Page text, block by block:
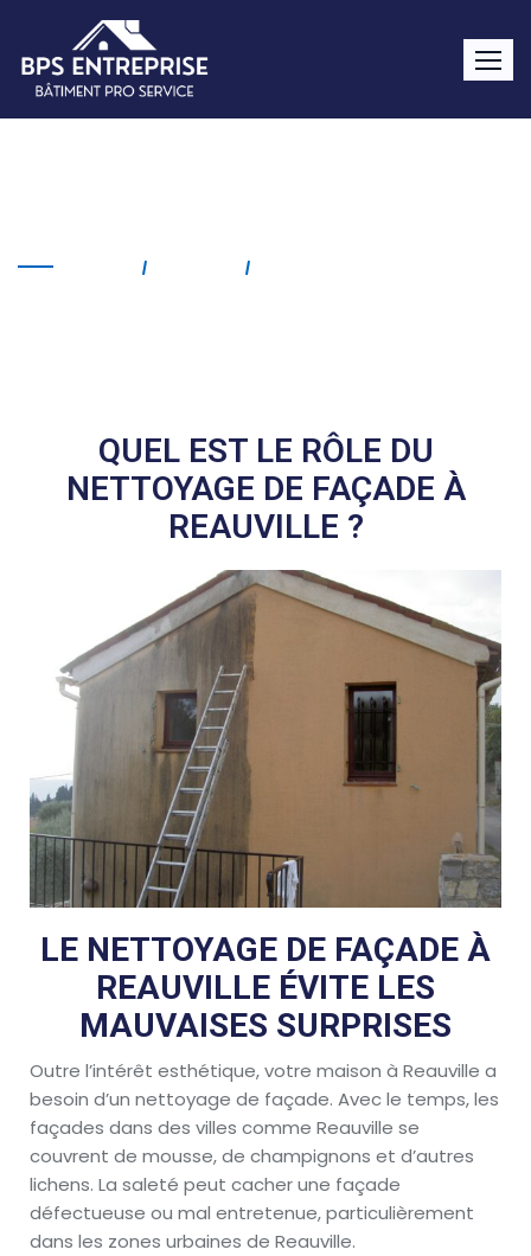
QUEL EST LE RÔLE DU
NETTOYAGE DE FAÇADE À
REAUVILLE ?
LE NETTOYAGE DE FAÇADE À
REAUVILLE ÉVITE LES
MAUVAISES SURPRISES
Outre l’intérêt esthétique, votre maison à Reauville a
besoin d’un nettoyage de façade. Avec le temps, les
façades dans des villes comme Reauville se
couvrent de mousse, de champignons et d’autres
lichens. La saleté peut cacher une façade
défectueuse ou mal entretenue, particulièrement
dans les zones urbaines de Reauville.